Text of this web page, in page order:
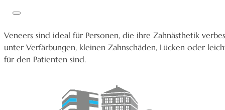
Veneers sind ideal für Personen, die ihre Zahnästhetik
unter Verfärbungen, kleinen Zahnschäden, Lücken oder
für den Patienten sind.